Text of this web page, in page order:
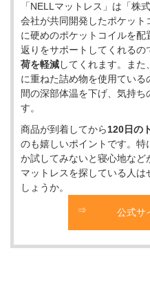
「NELLマットレス」は「株
会社が共同開発したポケッ
に硬めのポケットコイルを
返りをサポートしてくれるの
荷を軽減してくれます。ま
に重ねた詰め物を使用てい
間の深部体温を下げ、気持
す。
商品が到着してから120日の
のも嬉しいポイントです。特
か試してみないと寝心地など
マットレスを探している人
しょうか。
公式サ